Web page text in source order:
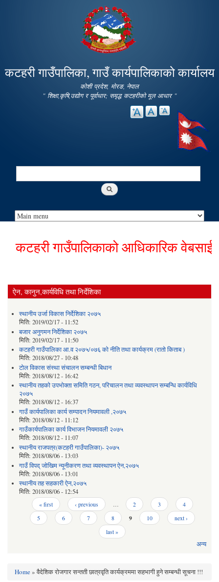
main
content
कटहरी गाउँपालिका, गाउँ कार्यपालिकाको कार्यालय
कोशी प्रदेश, मोरङ, नेपाल
" शिक्षा,कृषि,उद्योग र पूर्वाधार; समृद्ध कटहरीको मूल आधार "
Search
कटहरी गाउँपालिकाको आधिकारिक
ऐन, कानुन,कार्यविधि तथा निर्देशिका
स्थानीय उर्जा विकास निर्देशिका २०७५
मिति: 2019/02/17 - 11:52
बजार अनुगमन निर्देशिका २०७५
मिति: 2019/02/17 - 11:50
कटहरी गाउँपालिका आ.व २०७५/०७६ को नीति तथा कार्यक्रम (रातो किताब )
मिति: 2018/08/27 - 10:48
टोल विकास संस्था संचालन सम्बन्धी बिधान
मिति: 2018/08/12 - 16:42
स्थानीय तहको उपभोक्ता समिति गठन, परिचालन तथा व्यवस्थापन सम्बन्धि कार्यविधि
२०७५
मिति: 2018/08/12 - 16:37
गाउँ कार्यपालिका कार्य सम्पादन नियमावली ,२०७५
मिति: 2018/08/12 - 11:12
गाउँकार्यपालिका कार्य विभाजन नियमावली २०७५
मिति: 2018/08/12 - 11:07
स्थानीय राजपत्र(कटहरी गाउँपालिका)- २०७५
मिति: 2018/08/06 - 13:03
गाउँ विपद् जोखिम न्यूनीकरण तथा व्यवस्थापन ऐन,२०७५
मिति: 2018/08/06 - 13:01
स्थानीय तह सहकारी ऐन,२०७५
मिति: 2018/08/06 - 12:54
Pages « first ‹ previous … 2 3
4
5
6 7 8 9 10
next ›
last »
अन्य
Home» वैदेशिक रोजगार सन्तती छात्रवृति कार्यक्रममा सहभागी हुने सम्बन्धी सूचना !!!